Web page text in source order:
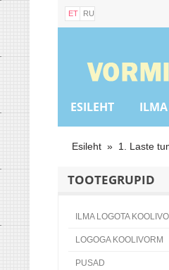
ET RU
ESILEHT
Esileht » 1. Laste
TOOTEGRUPID
ILMA LOGOTA
LOGOGA KOOLIVORM
PUSAD